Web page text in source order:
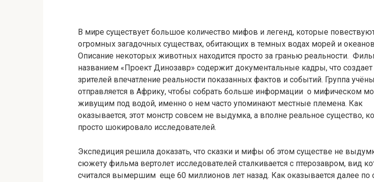
В мире существует большое количество мифов и легенд, которые
огромных загадочных существах, обитающих в темных водах морей и
Описание некоторых животных находится просто за гранью реальности.
названием «Проект Динозавр» содержит документальные кадры, что создает
зрителей впечатление реальности показанных фактов и событий. Группа
отправляется в Африку, чтобы собрать больше информации о мифическом
живущим под водой, именно о нем часто упоминают местные племена. Как
оказывается, этот монстр совсем не выдумка, а вполне реальное существо,
просто шокировало исследователей.
Экспедиция решила доказать, что сказки и мифы об этом существе не
сюжету фильма вертолет исследователей сталкивается с птерозавром, вид
считался вымершим еще 60 миллионов лет назад. Как оказывается далее по